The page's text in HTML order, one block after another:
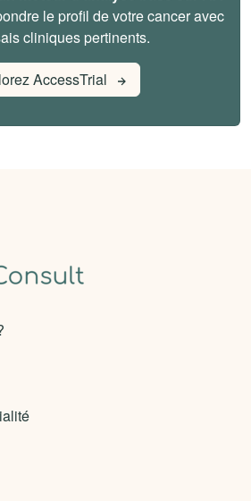
le profil de votre cancer avec
cliniques pertinents.
AccessTrial